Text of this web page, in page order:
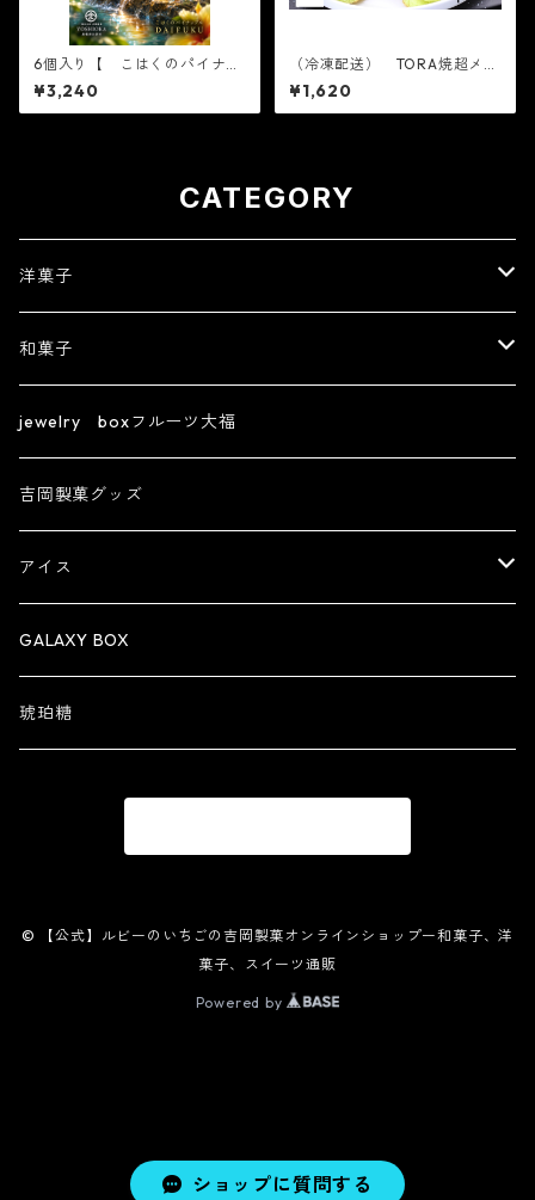
ショップに質問する
6個入り【 こはくのパイナッ
プル 6個入り×1箱 】【フル
ーツ大福】コハクのパイナッ
プル6個入り※配送日時指定必
¥3,240
（冷凍配送） TORA焼超メロ
ンカスタード ５個入り お
取り寄せ テレビで話題 メ
ロン カスタード メロンス
¥1,620
CATEGORY
洋菓子
【フルーツ大福】ジュエリーボックスシリーズ
フィナンシェ
ズコット
和菓子
きんつば
生菓子
創作大福
機能性表示食品
jewelry boxフルーツ大福
吉岡製菓グッズ
アイス
アイスパフェ
GALAXY BOX
琥珀糖
© 【公式】ルビーのいちごの吉岡製菓オンラインショップー和菓子、洋
菓子、スイーツ通販
Powered by